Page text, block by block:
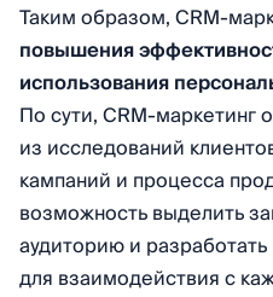
Таким образом, CRM-
повышения
использования
По сути, CRM-
из исследований
кампаний и процесса
возможность выделить
аудиторию и
для взаимодействия с